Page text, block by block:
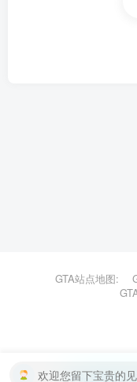
GTA站点地图:
欢迎您留下宝贵的见
本站主题由